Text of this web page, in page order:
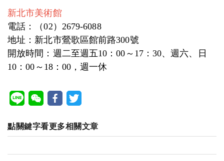
新北市美術館
電話：（02）2679-6088
地址：新北市鶯歌區館前路300號
開放時間：週二至週五10：00～17：30、週六、日
10：00～18：00，週一休
點關鍵字看更多相關文章